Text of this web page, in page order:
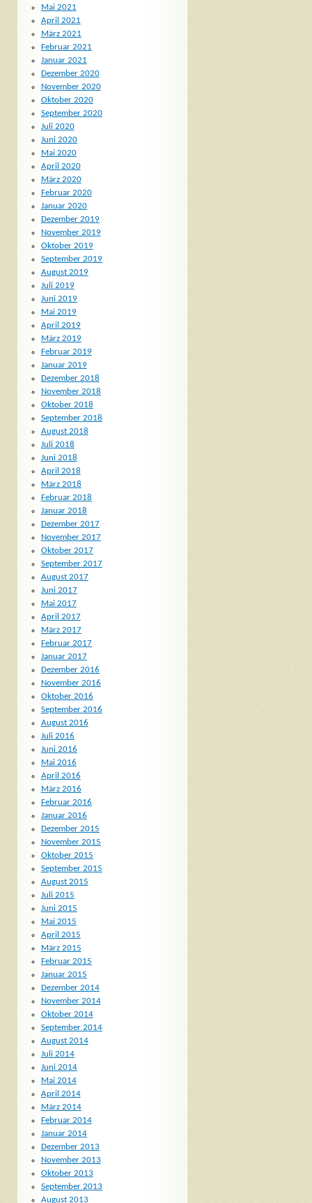
Mai 2021
April 2021
März 2021
Februar 2021
Januar 2021
Dezember 2020
November 2020
Oktober 2020
September 2020
Juli 2020
Juni 2020
Mai 2020
April 2020
März 2020
Februar 2020
Januar 2020
Dezember 2019
November 2019
Oktober 2019
September 2019
August 2019
Juli 2019
Juni 2019
Mai 2019
April 2019
März 2019
Februar 2019
Januar 2019
Dezember 2018
November 2018
Oktober 2018
September 2018
August 2018
Juli 2018
Juni 2018
April 2018
März 2018
Februar 2018
Januar 2018
Dezember 2017
November 2017
Oktober 2017
September 2017
August 2017
Juni 2017
Mai 2017
April 2017
März 2017
Februar 2017
Januar 2017
Dezember 2016
November 2016
Oktober 2016
September 2016
August 2016
Juli 2016
Juni 2016
Mai 2016
April 2016
März 2016
Februar 2016
Januar 2016
Dezember 2015
November 2015
Oktober 2015
September 2015
August 2015
Juli 2015
Juni 2015
Mai 2015
April 2015
März 2015
Februar 2015
Januar 2015
Dezember 2014
November 2014
Oktober 2014
September 2014
August 2014
Juli 2014
Juni 2014
Mai 2014
April 2014
März 2014
Februar 2014
Januar 2014
Dezember 2013
November 2013
Oktober 2013
September 2013
August 2013